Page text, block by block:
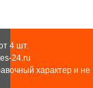
4 шт.
24.ru
характер и не